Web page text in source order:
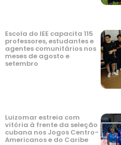
Escola do IEE capacita 115
professores, estudantes e
agentes comunitários nos
meses de agosto e
setembro
Luizomar estreia com
vitória à frente da seleção
cubana nos Jogos Centro-
Americanos e do Caribe